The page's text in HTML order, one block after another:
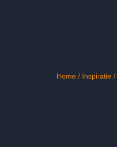
Home / Inspiratie /